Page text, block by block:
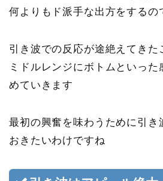
何よりもド派手な出方をするの
引き波での反応が途絶えてきた
ミドルレンジにボトムといっ
めていきます
最初の興奮を味わうために引き
おきたいわけですね